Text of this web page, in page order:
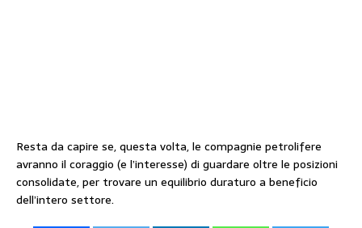
Resta da capire se, questa volta, le compagnie petrolifere
avranno il coraggio (e l’interesse) di guardare oltre le posizioni
consolidate, per trovare un equilibrio duraturo a beneficio
dell’intero settore.